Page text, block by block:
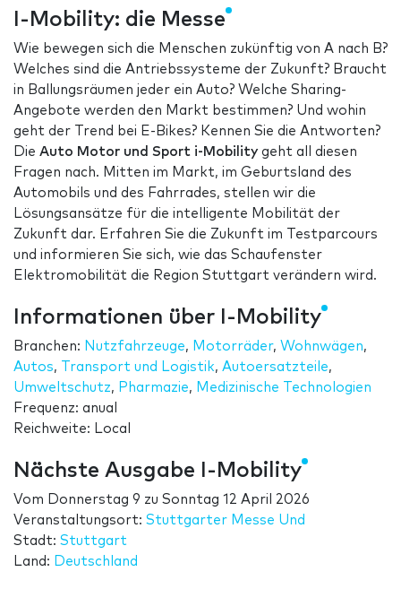
I-Mobility: die Messe
Wie bewegen sich die Menschen zukünftig von A nach B?
Welches sind die Antriebssysteme der Zukunft? Braucht
in Ballungsräumen jeder ein Auto? Welche Sharing-
Angebote werden den Markt bestimmen? Und wohin
geht der Trend bei E-Bikes? Kennen Sie die Antworten?
Die Auto Motor und Sport i-Mobilitygeht all diesen
Fragen nach. Mitten im Markt, im Geburtsland des
Automobils und des Fahrrades, stellen wir die
Lösungsansätze für die intelligente Mobilität der
Zukunft dar. Erfahren Sie die Zukunft im Testparcours
und informieren Sie sich, wie das Schaufenster
Elektromobilität die Region Stuttgart verändern wird.
Informationen über I-Mobility
Branchen: Nutzfahrzeuge, Motorräder, Wohnwägen,
Autos, Transport und Logistik, Autoersatzteile,
Umweltschutz, Pharmazie, Medizinische Technologien
Frequenz: anual
Reichweite: Local
Nächste Ausgabe I-Mobility
Vom Donnerstag 9 zu Sonntag 12 April 2026
Veranstaltungsort: Stuttgarter Messe Und
Stadt: Stuttgart
Land: Deutschland